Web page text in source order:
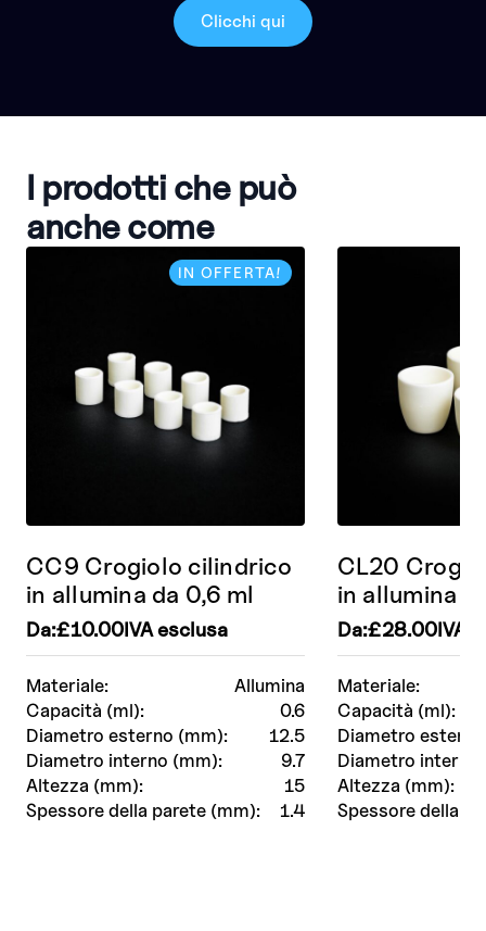
Clicchi qui
I prodotti che può
anche come
IN OFFERTA!
Materiale:
Allumina
Capacità (ml):
0.6
Diametro esterno (mm):
12.5
Diametro interno (mm):
9.7
Altezza (mm):
15
Spessore della parete (mm):
1.4
CC9 Crogiolo cilindrico
in allumina da 0,6 ml
Da:£10.00IVA esclusa
Materiale:
Capacità (ml):
Diametro
Diametro interno
Altezza (mm):
Spessore della
CL20
in allumina
Da:£28.00IVA